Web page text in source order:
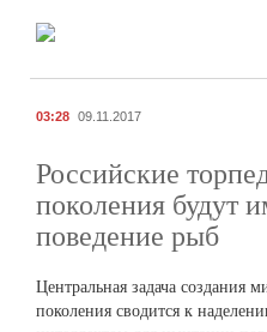
03:28 09.11.2017
Российские
поколения будут
поведение рыб
Центральная задача создания
поколения сводится к